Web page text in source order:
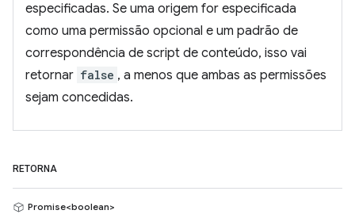
especificadas. Se uma origem for especificada
como uma permissão opcional e um padrão de
correspondência de script de conteúdo, isso vai
retornar false , a menos que ambas as permissões
sejam concedidas.
RETORNA
Promise<boolean>